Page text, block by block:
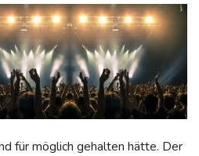
für möglich gehalten hätte. Der